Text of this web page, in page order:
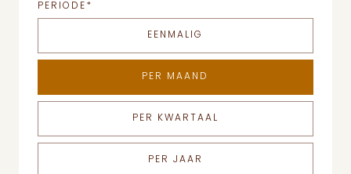
PERIODE *
EENMALIG
PER MAAND
PER KWARTAAL
PER JAAR